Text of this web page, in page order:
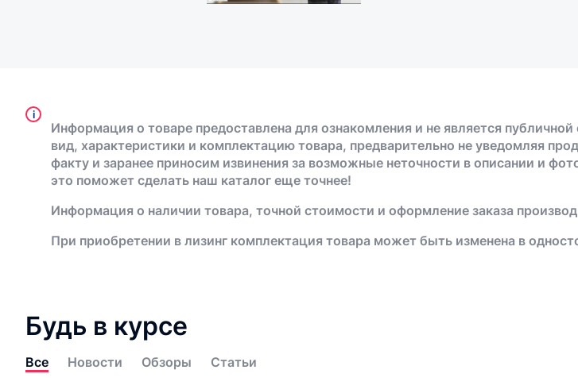
i
Информация о товаре предоставлена для ознакомления и не является
вид, характеристики и комплектацию товара, предварительно не уведомляя
факту и заранее приносим извинения за возможные неточности в описании и
это поможет сделать наш каталог еще точнее!
Информация о наличии товара, точной стоимости и оформление заказа
При приобретении в лизинг комплектация товара может быть изменена в
Будь в курсе
Все Новости Обзоры Статьи